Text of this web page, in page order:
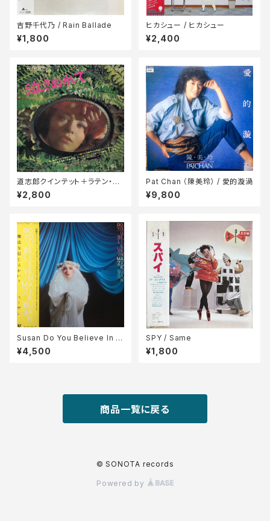
吉野千代乃 / Rain Ballade
¥1,800
ヒカシュー / ヒカシュー
¥2,400
道志郎クインテット＋ラテン・リ
ズム / 泣きぬれて=魅惑のエレ
クトーン=
¥2,800
Pat Chan （陳美玲） / 愛的漩渦
¥9,800
Susan Do You Believe In M
azik 魔法を信じるかい？
¥4,500
SPY / Same
¥1,800
商品一覧に戻る
© SONOTA records
Powered by